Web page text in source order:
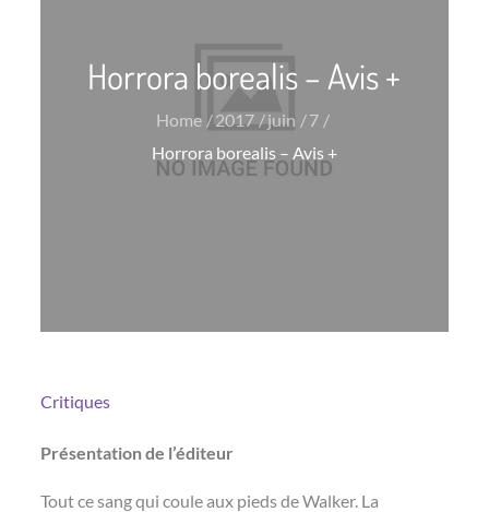
Horrora borealis – Avis +
Home 2017 juin
7
Horrora borealis – Avis +
Critiques
Présentation de l’éditeur
Tout ce sang qui coule aux pieds de Walker. La